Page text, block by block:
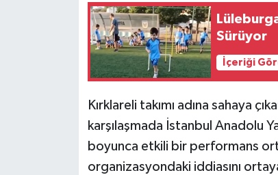
Sürüyor
İçeriği
Kırklareli takımı adına sahaya
karşılaşmada İstanbul Anadolu
boyunca etkili bir performans
organizasyondaki iddiasını